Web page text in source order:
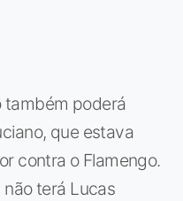
também poderá
que estava
contra o Flamengo.
terá Lucas